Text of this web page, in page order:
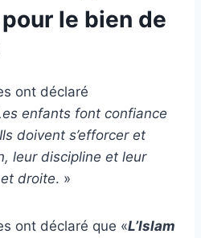
le bien de
ont déclaré
enfants font confiance
doivent s’efforcer et
leur discipline et leur
droite. »
ont déclaré que «L’Islam